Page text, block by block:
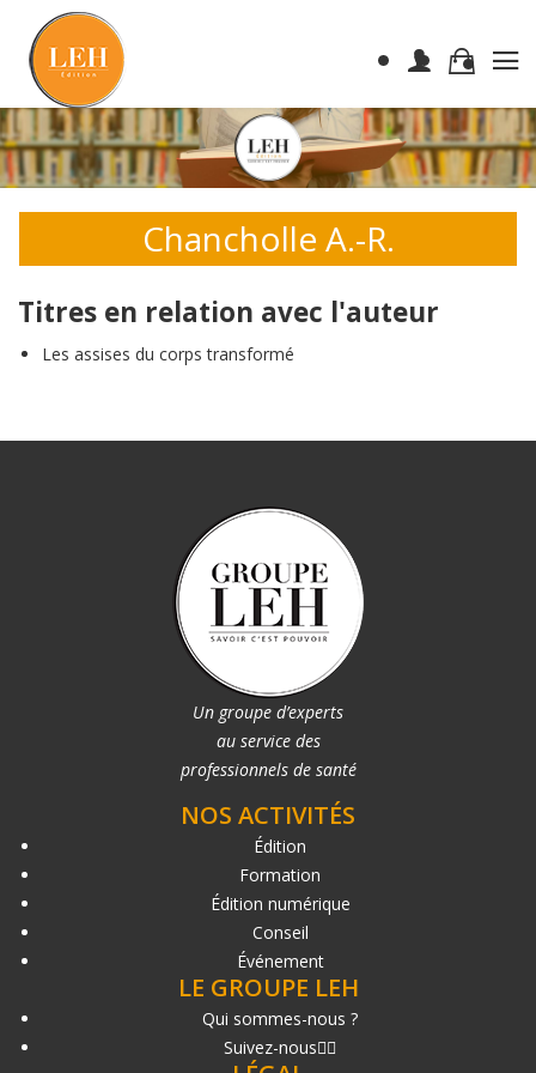
Chancholle A.-R.
Titres en relation avec l'auteur
Les assises du corps transformé
Un groupe d’experts
au service des
professionnels de santé
NOS ACTIVITÉS
Édition
Formation
Édition numérique
Conseil
Événement
LE GROUPE LEH
Qui sommes-nous ?
Suivez-nous